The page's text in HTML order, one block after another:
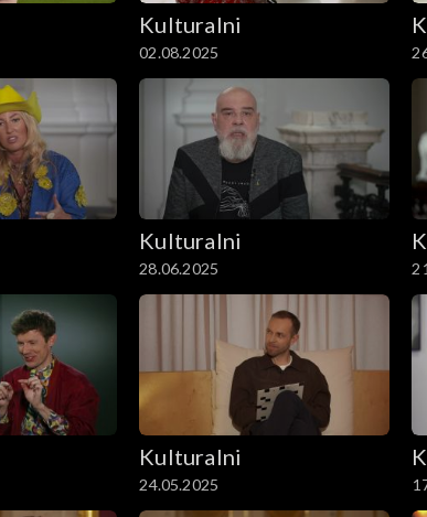
Kulturalni
02.08.2025
Kulturalni
28.06.2025
Kulturalni
24.05.2025